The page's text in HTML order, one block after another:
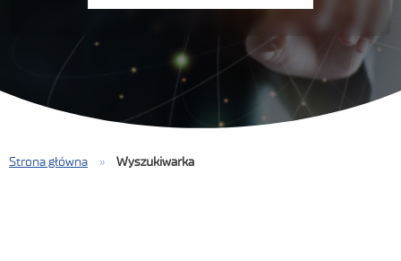
Strona główna » Wyszukiwarka